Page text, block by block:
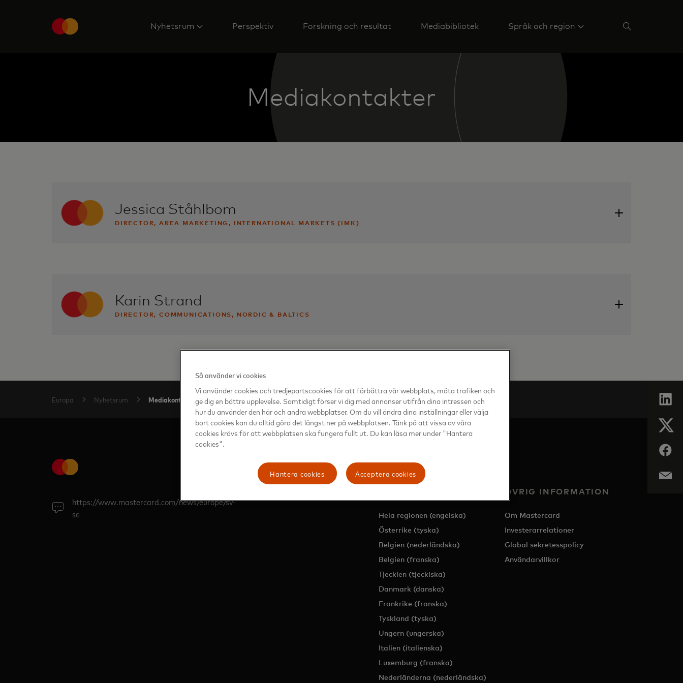
Nyhetsrum Perspektiv Forskning och resultat Mediabibliotek Språk och region
Mediakontakter
Jessica Ståhlbom
DIRECTOR, AREA MARKETING, INTERNATIONAL MARKETS (IMK)
Karin Strand
DIRECTOR, COMMUNICATIONS, NORDIC & BALTICS
Karin.Strand@mastercard.com
Europa Nyhetsrum Mediakontakter
https://www.mastercard.com/news/europe/sv-
se
Hela regionen (engelska)
Österrike (tyska)
Belgien (nederländska)
Belgien (franska)
Tjeckien (tjeckiska)
Danmark (danska)
Frankrike (franska)
Tyskland (tyska)
Ungern (ungerska)
Italien (italienska)
Luxemburg (franska)
Nederländerna (nederländska)
ÖVRIG INFORMATION
Om Mastercard
Investerarrelationer
Global sekretesspolicy
Användarvillkor
Så använder vi cookies
Vi använder cookies och tredjepartscookies för att förbättra vår webbplats, mäta trafiken och
ge dig en bättre upplevelse. Samtidigt förser vi dig med annonser utifrån dina intressen och
hur du använder den här och andra webbplatser. Om du vill ändra dina inställningar eller välja
bort cookies kan du alltid göra det längst ner på webbplatsen. Tänk på att vissa av våra
cookies krävs för att webbplatsen ska fungera fullt ut. Du kan läsa mer under "Hantera
cookies".
Acceptera cookies
Hantera cookies